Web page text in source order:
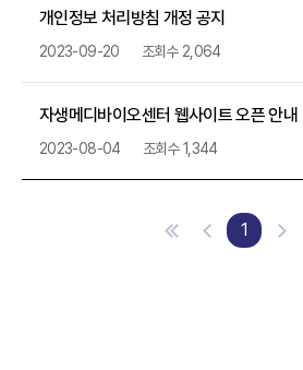
개인정보 처리방침 개정 공지
2023-09-20 조회수 2,064
자생메디바이오센터 웹사이트 오픈 안내
2023-08-04 조회수 1,344
이전
1